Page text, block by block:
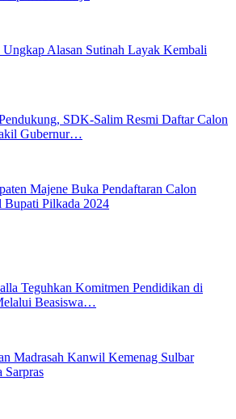
Alasan Sutinah Layak Kembali
SDK-Salim Resmi Daftar Calon
Gubernur…
Majene Buka Pendaftaran Calon
Bupati Pilkada 2024
Teguhkan Komitmen Pendidikan di
Beasiswa…
Madrasah Kanwil Kemenag Sulbar
Sarpras